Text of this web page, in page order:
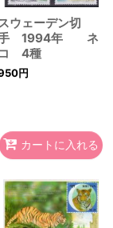
ウェーデン切
1994年 ネ
コ 4種
円
カートに入れる